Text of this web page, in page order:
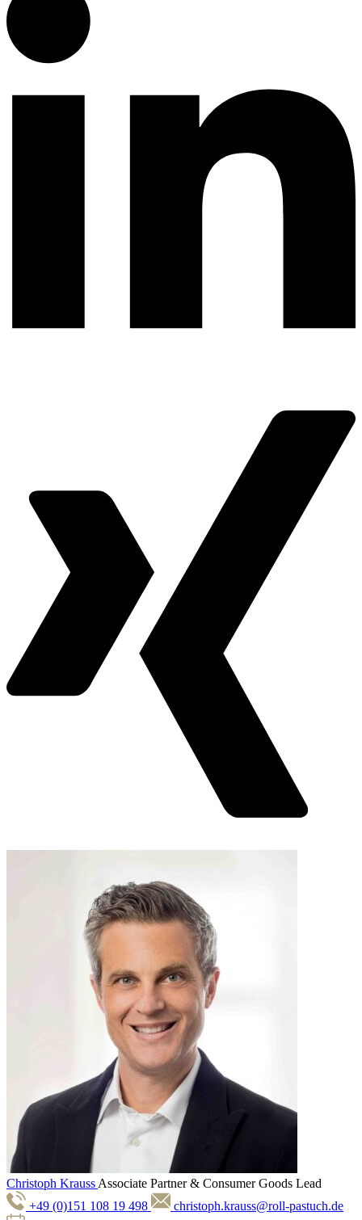
Christoph Krauss Associate Partner & Consumer Goods Lead
+49 (0)151 108 19 498
christoph.krauss@roll-pastuch.de